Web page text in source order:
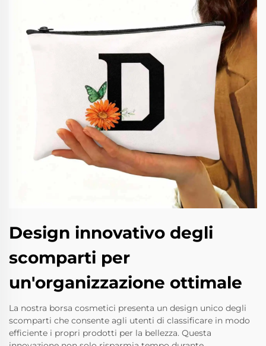
Design innovativo degli
scomparti per
un'organizzazione ottimale
La nostra borsa cosmetici presenta un design unico degli
scomparti che consente agli utenti di classificare in modo
efficiente i propri prodotti per la bellezza. Questa